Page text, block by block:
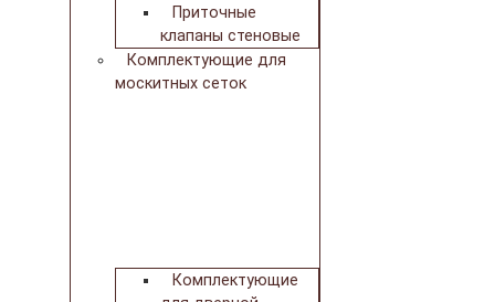
Приточные
клапаны стеновые
Комплектующие для
москитных сеток
Комплектующие